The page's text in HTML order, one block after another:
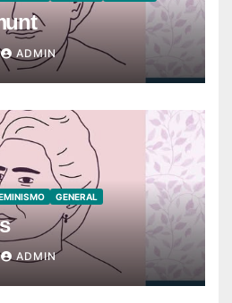
ADMIN
GENERAL
ADMIN